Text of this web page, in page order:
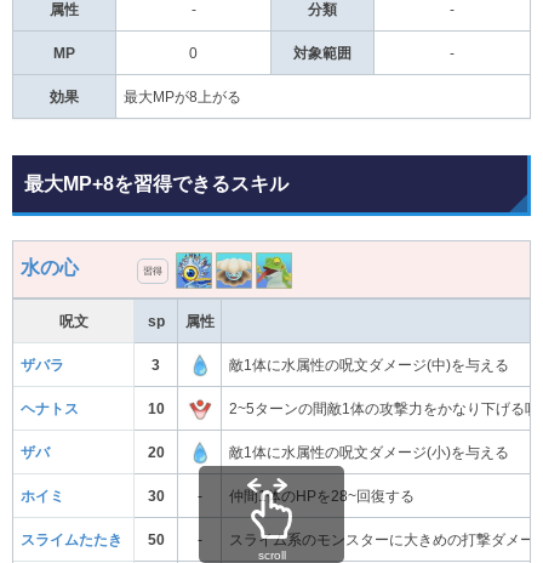
属性 - 分類 -
MP 0 対象範囲 -
効果 最大MPが8上がる
最大MP+8を習得できるスキル
水の心 習得
呪文 sp 属性
ザバラ 3 敵1体に水属性の呪文ダメージ(中)を与える
ヘナトス 10 2~5ターンの間敵1体の攻撃力をかなり下げる
ザバ 20 敵1体に水属性の呪文ダメージ(小)を与える
ホイミ 30 - 仲間1体のHPを28~回復する
スライムたたき 50 - スライム系のモンスターに大きめの打撃ダメー
scroll